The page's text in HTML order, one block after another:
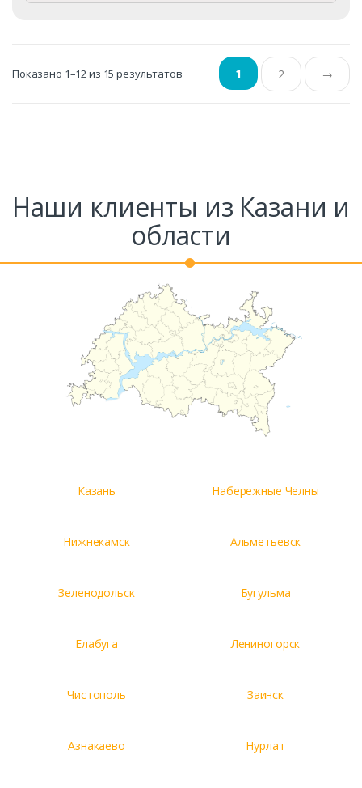
Показано 1–12 из 15 результатов 1 2 →
Наши клиенты из Казани и
области
Казань Набережные Челны
Нижнекамск Альметьевск
Зеленодольск Бугульма
Елабуга Лениногорск
Чистополь Заинск
Азнакаево Нурлат